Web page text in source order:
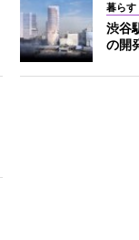
暮らす
渋谷
の開